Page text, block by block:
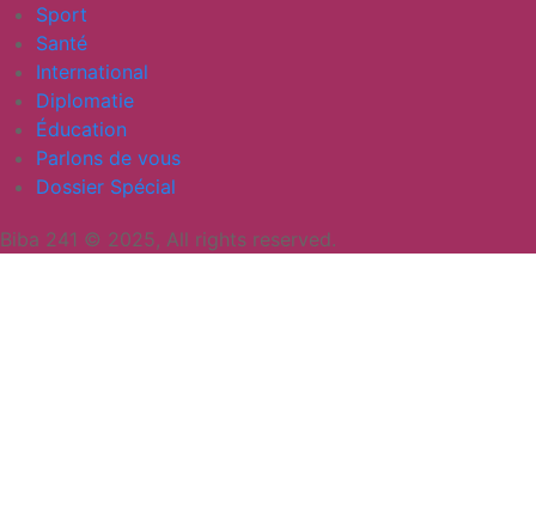
Sport
Santé
⁠⁠International
Diplomatie
Éducation
Parlons de vous
Dossier Spécial
Biba 241 © 2025, All rights reserved.